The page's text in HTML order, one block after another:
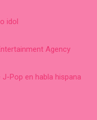
idol
Agency
Pop en habla hispana